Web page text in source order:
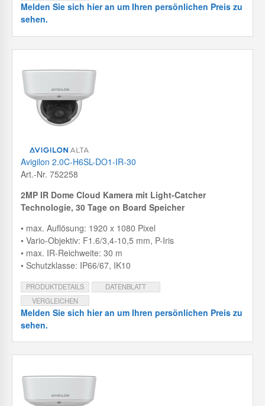
Melden Sie sich hier an um Ihren persönlichen Preis zu
sehen.
Avigilon 2.0C-H6SL-DO1-IR-30
Art.-Nr. 752258
2MP IR Dome Cloud Kamera mit Light-Catcher
Technologie, 30 Tage on Board Speicher
• max. Auflösung: 1920 x 1080 Pixel
• Vario-Objektiv: F1.6/3,4-10,5 mm, P-Iris
• max. IR-Reichweite: 30 m
• Schutzklasse: IP66/67, IK10
PRODUKTDETAILS
DATENBLATT
VERGLEICHEN
Melden Sie sich hier an um Ihren persönlichen Preis zu
sehen.